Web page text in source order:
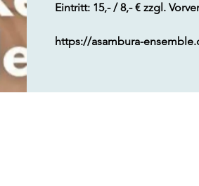
Eintritt: 15,- / 8,- € zzgl.
https://asambura-